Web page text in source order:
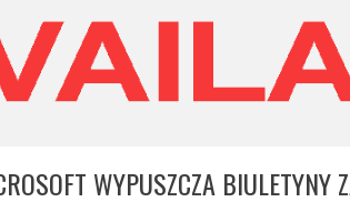
WYPUSZCZA BIULETYNY